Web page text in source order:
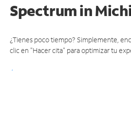
Spectrumin
¿Tienes poco tiempo? Simplemente,
clic en "Hacer cita" para optimizar tu